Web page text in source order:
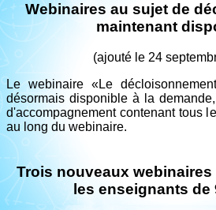
Webinaires au sujet de
maintenant
(ajouté le 24
Le webinaire «Le
désormais disponible à la
d'accompagnement contenant tous
au long du webinaire.
Trois nouveaux
les enseignants de